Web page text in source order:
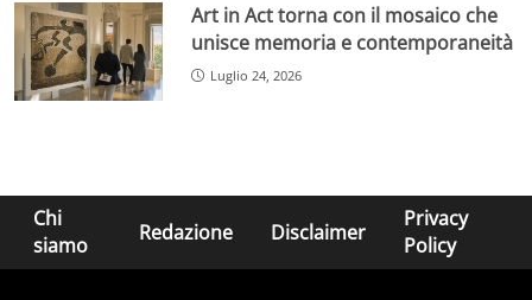
Art in Act torna con il mosaico che
unisce memoria e contemporaneità
Luglio 24, 2026
Chi
siamo
Redazione Disclaimer
Privacy
Policy